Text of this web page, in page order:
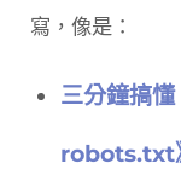
寫，像是：
三分鐘搞
robots.txt